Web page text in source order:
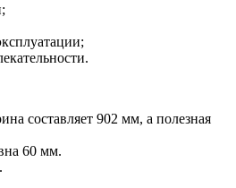
составляет 902 мм, а полезная
60 мм.